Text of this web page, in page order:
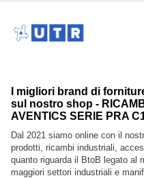
I migliori brand di
sul nostro shop -
AVENTICS SERIE PRA
Dal 2021 siamo online con il
prodotti, ricambi industriali,
quanto riguarda il BtoB legato al
maggiori settori industriali e